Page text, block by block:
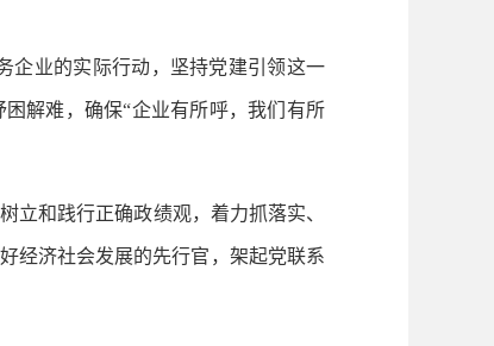
业的实际行动，坚持党建引领这一
解难，确保“企业有所呼，我们有所
和践行正确政绩观，着力抓落实、
经济社会发展的先行官，架起党联系